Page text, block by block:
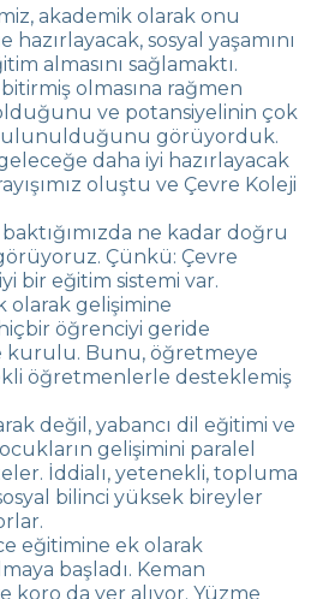
Ünver)
Güreli-Zeynep Güreli)
(Damla Sınmaz)
Nur Şahin
- Atahan Tuncel
Alara Yunus
Koraltan
akademik olarak onu
sosyal yaşamını
almasını sağlamaktı.
olmasına rağmen
ve potansiyelinin çok
bulunulduğunu görüyorduk.
daha iyi hazırlayacak
oluştu ve Çevre Koleji
ne kadar doğru
Çünkü: Çevre
bir eğitim sistemi var.
olarak gelişimine
öğrenciyi geride
kurulu. Bunu, öğretmeye
öğretmenlerle desteklemiş
değil, yabancı dil eğitimi ve
gelişimini paralel
İddialı, yetenekli, topluma
bilinci yüksek bireyler
eğitimine ek olarak
başladı. Keman
koro da yer alıyor. Yüzme